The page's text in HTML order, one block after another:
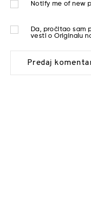
Notify me of new
Da, pročitao sam
vesti o Originalu